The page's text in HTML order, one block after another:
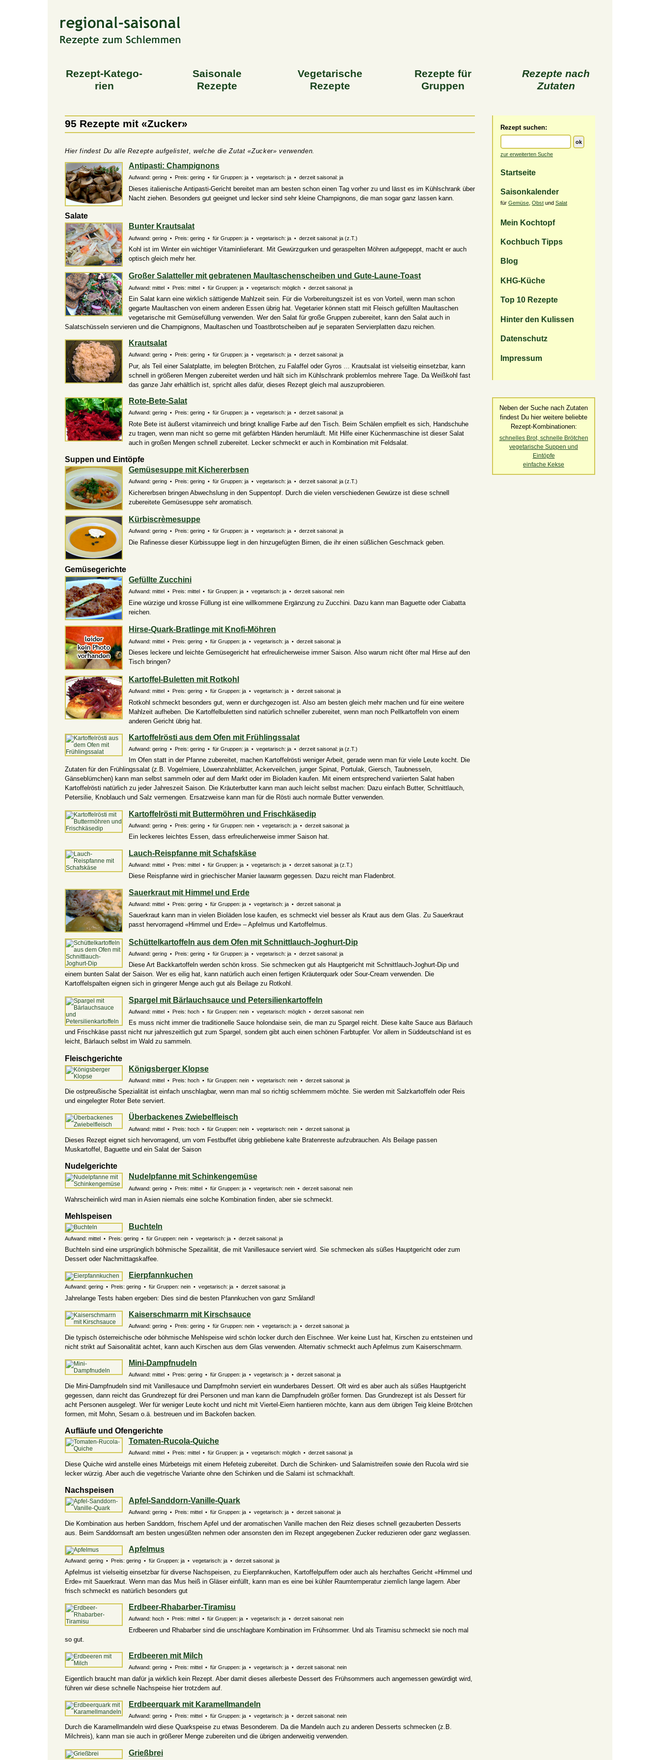
Rezept-Katego­
rien
Saiso­nale
Rezepte
Vegeta­rische
Rezepte
Rezepte für
Gruppen
Rezepte nach
Zutaten
Rezept suchen:
zur erweiterten Suche
Startseite
Saisonkalender
für Gemüse Obst und Salat
Mein Kochtopf
Kochbuch Tipps
Blog
KHG-Küche
Top 10 Rezepte
Hinter den Kulissen
Datenschutz
Impressum
Neben der Suche nach Zutaten
findest Du hier weitere beliebte
Rezept-Kombinationen:
schnelles Brot, schnelle Brötchen
vegetarische Suppen und
Eintöpfe
einfache Kekse
95 Rezepte mit «Zucker»
Hier findest Du alle Rezepte aufgelistet, welche die Zutat «Zucker» verwenden.
Antipasti: Champignons
Aufwand: gering • Preis: gering • für Gruppen: ja • vegetarisch: ja • derzeit saisonal: ja
Dieses italienische Antipasti-Gericht bereitet man am besten schon einen Tag vorher zu und lässt es im Kühlschrank über
Nacht ziehen. Besonders gut geeignet und lecker sind sehr kleine Champignons, die man sogar ganz lassen kann.
Salate
Bunter Krautsalat
Aufwand: gering • Preis: gering • für Gruppen: ja • vegetarisch: ja • derzeit saisonal: ja (z.T.)
Kohl ist im Winter ein wichtiger Vitaminlieferant. Mit Gewürzgurken und geraspelten Möhren aufgepeppt, macht er auch
optisch gleich mehr her.
Großer Salatteller mit gebratenen Maultaschenscheiben und Gute-Laune-Toast
Aufwand: mittel • Preis: mittel • für Gruppen: ja • vegetarisch: möglich • derzeit saisonal: ja
Ein Salat kann eine wirklich sättigende Mahlzeit sein. Für die Vorbereitungszeit ist es von Vorteil, wenn man schon
gegarte Maultaschen von einem anderen Essen übrig hat. Vegetarier können statt mit Fleisch gefüllten Maultaschen
vegetarische mit Gemüsefüllung verwenden. Wer den Salat für große Gruppen zubereitet, kann den Salat auch in
Salatschüsseln servieren und die Champignons, Maultaschen und Toastbrotscheiben auf je separaten Servierplatten dazu reichen.
Krautsalat
Aufwand: gering • Preis: gering • für Gruppen: ja • vegetarisch: ja • derzeit saisonal: ja
Pur, als Teil einer Salatplatte, im belegten Brötchen, zu Falaffel oder Gyros ... Krautsalat ist vielseitig einsetzbar, kann
schnell in größeren Mengen zubereitet werden und hält sich im Kühlschrank problemlos mehrere Tage. Da Weißkohl fast
das ganze Jahr erhältlich ist, spricht alles dafür, dieses Rezept gleich mal auszuprobieren.
Rote-Bete-Salat
Aufwand: gering • Preis: gering • für Gruppen: ja • vegetarisch: ja • derzeit saisonal: ja
Rote Bete ist äußerst vitaminreich und bringt knallige Farbe auf den Tisch. Beim Schälen empfielt es sich, Handschuhe
zu tragen, wenn man nicht so gerne mit gefärbten Händen herumläuft. Mit Hilfe einer Küchenmaschine ist dieser Salat
auch in großen Mengen schnell zubereitet. Lecker schmeckt er auch in Kombination mit Feldsalat.
Suppen und Eintöpfe
Gemüsesuppe mit Kichererbsen
Aufwand: gering • Preis: gering • für Gruppen: ja • vegetarisch: ja • derzeit saisonal: ja (z.T.)
Kichererbsen bringen Abwechslung in den Suppentopf. Durch die vielen verschiedenen Gewürze ist diese schnell
zubereitete Gemüsesuppe sehr aromatisch.
Kürbiscrèmesuppe
Aufwand: gering • Preis: gering • für Gruppen: ja • vegetarisch: ja • derzeit saisonal: ja
Die Rafinesse dieser Kürbissuppe liegt in den hinzugefügten Birnen, die ihr einen süßlichen Geschmack geben.
Gemüsegerichte
Gefüllte Zucchini
Aufwand: mittel • Preis: mittel • für Gruppen: ja • vegetarisch: ja • derzeit saisonal: nein
Eine würzige und krosse Füllung ist eine willkommene Ergänzung zu Zucchini. Dazu kann man Baguette oder Ciabatta
reichen.
Hirse-Quark-Bratlinge mit Knofi-Möhren
Aufwand: mittel • Preis: gering • für Gruppen: ja • vegetarisch: ja • derzeit saisonal: ja
Dieses leckere und leichte Gemüsegericht hat erfreulicherweise immer Saison. Also warum nicht öfter mal Hirse auf den
Tisch bringen?
Kartoffel-Buletten mit Rotkohl
Aufwand: mittel • Preis: gering • für Gruppen: ja • vegetarisch: ja • derzeit saisonal: ja
Rotkohl schmeckt besonders gut, wenn er durchgezogen ist. Also am besten gleich mehr machen und für eine weitere
Mahlzeit aufheben. Die Kartoffelbuletten sind natürlich schneller zubereitet, wenn man noch Pellkartoffeln von einem
anderen Gericht übrig hat.
Kartoffelrösti aus dem Ofen mit Frühlingssalat
Aufwand: gering • Preis: gering • für Gruppen: ja • vegetarisch: ja • derzeit saisonal: ja (z.T.)
Im Ofen statt in der Pfanne zubereitet, machen Kartoffelrösti weniger Arbeit, gerade wenn man für viele Leute kocht. Die
Zutaten für den Frühlingssalat (z.B. Vogelmiere, Löwenzahnblätter, Ackerveilchen, junger Spinat, Portulak, Giersch, Taubnesseln,
Gänseblümchen) kann man selbst sammeln oder auf dem Markt oder im Bioladen kaufen. Mit einem entsprechend variierten Salat haben
Kartoffelrösti natürlich zu jeder Jahreszeit Saison. Die Kräuterbutter kann man auch leicht selbst machen: Dazu einfach Butter, Schnittlauch,
Petersilie, Knoblauch und Salz vermengen. Ersatzweise kann man für die Rösti auch normale Butter verwenden.
Kartoffelrösti mit Buttermöhren und Frischkäsedip
Aufwand: gering • Preis: gering • für Gruppen: nein • vegetarisch: ja • derzeit saisonal: ja
Ein leckeres leichtes Essen, dass erfreulicherweise immer Saison hat.
Lauch-Reispfanne mit Schafskäse
Aufwand: mittel • Preis: mittel • für Gruppen: ja • vegetarisch: ja • derzeit saisonal: ja (z.T.)
Diese Reispfanne wird in griechischer Manier lauwarm gegessen. Dazu reicht man Fladenbrot.
Sauerkraut mit Himmel und Erde
Aufwand: mittel • Preis: gering • für Gruppen: ja • vegetarisch: ja • derzeit saisonal: ja
Sauerkraut kann man in vielen Bioläden lose kaufen, es schmeckt viel besser als Kraut aus dem Glas. Zu Sauerkraut
passt hervorragend «Himmel und Erde» – Apfelmus und Kartoffelmus.
Schüttelkartoffeln aus dem Ofen mit Schnittlauch-Joghurt-Dip
Aufwand: gering • Preis: gering • für Gruppen: ja • vegetarisch: ja • derzeit saisonal: ja
Diese Art Backkartoffeln werden schön kross. Sie schmecken gut als Hauptgericht mit Schnittlauch-Joghurt-Dip und
einem bunten Salat der Saison. Wer es eilig hat, kann natürlich auch einen fertigen Kräuterquark oder Sour-Cream verwenden. Die
Kartoffelspalten eignen sich in gringerer Menge auch gut als Beilage zu Rotkohl.
Spargel mit Bärlauchsauce und Petersilienkartoffeln
Aufwand: mittel • Preis: hoch • für Gruppen: nein • vegetarisch: möglich • derzeit saisonal: nein
Es muss nicht immer die traditionelle Sauce holondaise sein, die man zu Spargel reicht. Diese kalte Sauce aus Bärlauch
und Frischkäse passt nicht nur jahreszeitlich gut zum Spargel, sondern gibt auch einen schönen Farbtupfer. Vor allem in Süddeutschland ist es
leicht, Bärlauch selbst im Wald zu sammeln.
Fleischgerichte
Königsberger Klopse
Aufwand: mittel • Preis: hoch • für Gruppen: nein • vegetarisch: nein • derzeit saisonal: ja
Die ostpreußische Spezialität ist einfach unschlagbar, wenn man mal so richtig schlemmern möchte. Sie werden mit Salzkartoffeln oder Reis
und eingelegter Roter Bete serviert.
Überbackenes Zwiebelfleisch
Aufwand: mittel • Preis: hoch • für Gruppen: nein • vegetarisch: nein • derzeit saisonal: ja
Dieses Rezept eignet sich hervorragend, um vom Festbuffet übrig gebliebene kalte Bratenreste aufzubrauchen. Als Beilage passen
Muskartoffel, Baguette und ein Salat der Saison
Nudelgerichte
Nudelpfanne mit Schinkengemüse
Aufwand: gering • Preis: mittel • für Gruppen: ja • vegetarisch: nein • derzeit saisonal: nein
Wahrscheinlich wird man in Asien niemals eine solche Kombination finden, aber sie schmeckt.
Mehlspeisen
Buchteln
Aufwand: mittel • Preis: gering • für Gruppen: nein • vegetarisch: ja • derzeit saisonal: ja
Buchteln sind eine ursprünglich böhmische Spezailität, die mit Vanillesauce serviert wird. Sie schmecken als süßes Hauptgericht oder zum
Dessert oder Nachmittagskaffee.
Eierpfannkuchen
Aufwand: gering • Preis: gering • für Gruppen: nein • vegetarisch: ja • derzeit saisonal: ja
Jahrelange Tests haben ergeben: Dies sind die besten Pfannkuchen von ganz Småland!
Kaiserschmarrn mit Kirschsauce
Aufwand: gering • Preis: gering • für Gruppen: nein • vegetarisch: ja • derzeit saisonal: ja
Die typisch österreichische oder böhmische Mehlspeise wird schön locker durch den Eischnee. Wer keine Lust hat, Kirschen zu entsteinen und
nicht strikt auf Saisonalität achtet, kann auch Kirschen aus dem Glas verwenden. Alternativ schmeckt auch Apfelmus zum Kaiserschmarrn.
Mini-Dampfnudeln
Aufwand: mittel • Preis: gering • für Gruppen: ja • vegetarisch: ja • derzeit saisonal: ja
Die Mini-Dampfnudeln sind mit Vanillesauce und Dampfmohn serviert ein wunderbares Dessert. Oft wird es aber auch als süßes Hauptgericht
gegessen, dann reicht das Grundrezept für drei Personen und man kann die Dampfnudeln größer formen. Das Grundrezept ist als Dessert für
acht Personen ausgelegt. Wer für weniger Leute kocht und nicht mit Viertel-Eiern hantieren möchte, kann aus dem übrigen Teig kleine Brötchen
formen, mit Mohn, Sesam o.ä. bestreuen und im Backofen backen.
Aufläufe und Ofengerichte
Tomaten-Rucola-Quiche
Aufwand: mittel • Preis: mittel • für Gruppen: ja • vegetarisch: möglich • derzeit saisonal: ja
Diese Quiche wird anstelle eines Mürbeteigs mit einem Hefeteig zubereitet. Durch die Schinken- und Salamistreifen sowie den Rucola wird sie
lecker würzig. Aber auch die vegetrische Variante ohne den Schinken und die Salami ist schmackhaft.
Nachspeisen
Apfel-Sanddorn-Vanille-Quark
Aufwand: gering • Preis: mittel • für Gruppen: ja • vegetarisch: ja • derzeit saisonal: ja
Die Kombination aus herben Sanddorn, frischem Apfel und der aromatischen Vanille machen den Reiz dieses schnell gezauberten Desserts
aus. Beim Sanddornsaft am besten ungesüßten nehmen oder ansonsten den im Rezept angegebenen Zucker reduzieren oder ganz weglassen.
Apfelmus
Aufwand: gering • Preis: gering • für Gruppen: ja • vegetarisch: ja • derzeit saisonal: ja
Apfelmus ist vielseitig einsetzbar für diverse Nachspeisen, zu Eierpfannkuchen, Kartoffelpuffern oder auch als herzhaftes Gericht «Himmel und
Erde» mit Sauerkraut. Wenn man das Mus heiß in Gläser einfüllt, kann man es eine bei kühler Raumtemperatur ziemlich lange lagern. Aber
frisch schmeckt es natürlich besonders gut
Erdbeer-Rhabarber-Tiramisu
Aufwand: hoch • Preis: mittel • für Gruppen: ja • vegetarisch: ja • derzeit saisonal: nein
Erdbeeren und Rhabarber sind die unschlagbare Kombination im Frühsommer. Und als Tiramisu schmeckt sie noch mal
so gut.
Erdbeeren mit Milch
Aufwand: gering • Preis: mittel • für Gruppen: ja • vegetarisch: ja • derzeit saisonal: nein
Eigentlich braucht man dafür ja wirklich kein Rezept. Aber damit dieses allerbeste Dessert des Frühsommers auch angemessen gewürdigt wird,
führen wir diese schnelle Nachspeise hier trotzdem auf.
Erdbeerquark mit Karamellmandeln
Aufwand: gering • Preis: mittel • für Gruppen: ja • vegetarisch: ja • derzeit saisonal: nein
Durch die Karamellmandeln wird diese Quarkspeise zu etwas Besonderem. Da die Mandeln auch zu anderen Desserts schmecken (z.B.
Milchreis), kann man sie auch in größerer Menge zubereiten und die übrigen anderweitig verwenden.
Grießbrei